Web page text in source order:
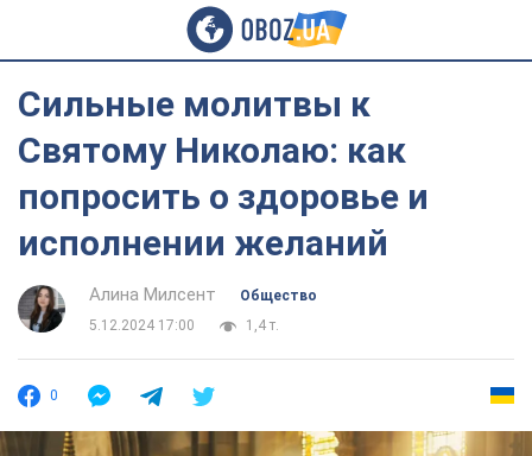
Сильные молитвы к
Святому Николаю: как
попросить о здоровье и
исполнении желаний
Алина Милсент
Общество
5.12.2024 17:00
1,4 т.
0